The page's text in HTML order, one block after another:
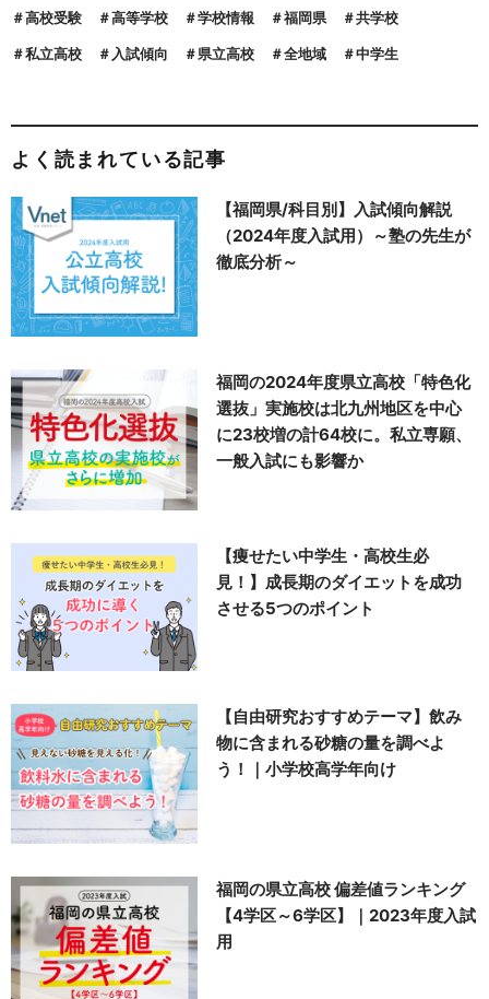
高校受験 高等学校 学校情報 福岡県 共学校
私立高校 入試傾向 県立高校 全地域 中学生
よく読まれている記事
【福岡県/科目別】入試傾向解説
（2024年度入試用）～塾の先生が
徹底分析～
福岡の2024年度県立高校「特色化
選抜」実施校は北九州地区を中心
に23校増の計64校に。私立専願、
一般入試にも影響か
【痩せたい中学生・高校生必
見！】成長期のダイエットを成功
させる5つのポイント
【自由研究おすすめテーマ】飲み
物に含まれる砂糖の量を調べよ
う！｜小学校高学年向け
福岡の県立高校 偏差値ランキング
【4学区～6学区】｜2023年度入試
用